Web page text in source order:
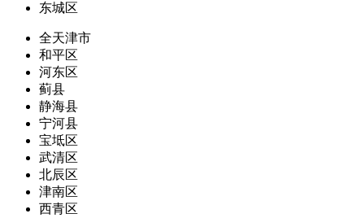
东城区
全天津市
和平区
河东区
蓟县
静海县
宁河县
宝坻区
武清区
北辰区
津南区
西青区